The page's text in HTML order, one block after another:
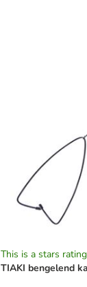
This is a stars
TIAKI bengelend